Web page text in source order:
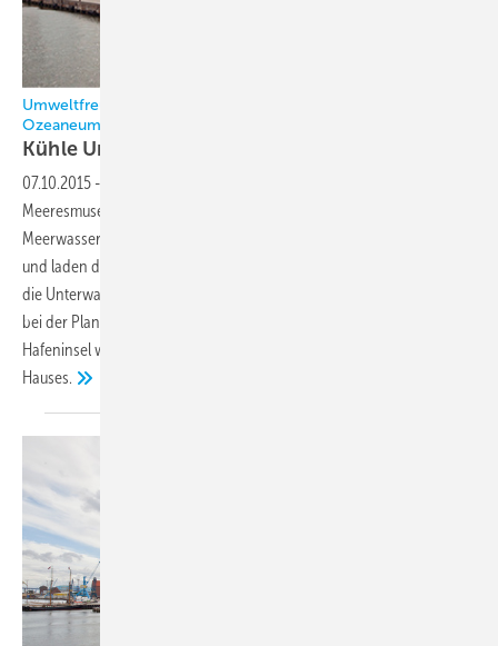
Umweltfreundliche Kühlung und sicherer Betrieb Eines
Ozeaneums
Kühle Unterwasserwelten
07.10.2015 -
Meeresmuseum das Ozeaneum in Stralsund. Die riesigen
Meerwasseraquarien enthalten insgesamt vier Millionen Liter Wasser
und laden die Besucher zu einer europaweit einzigartigen Reise durch
die Unterwasserwelt der nördlichen Meere ein. Wesentlicher Aspekt
bei der Planung des Unterwassermuseums auf der Stralsunder
Hafeninsel war der umweltfreundliche Bau und Betrieb des
Hauses.